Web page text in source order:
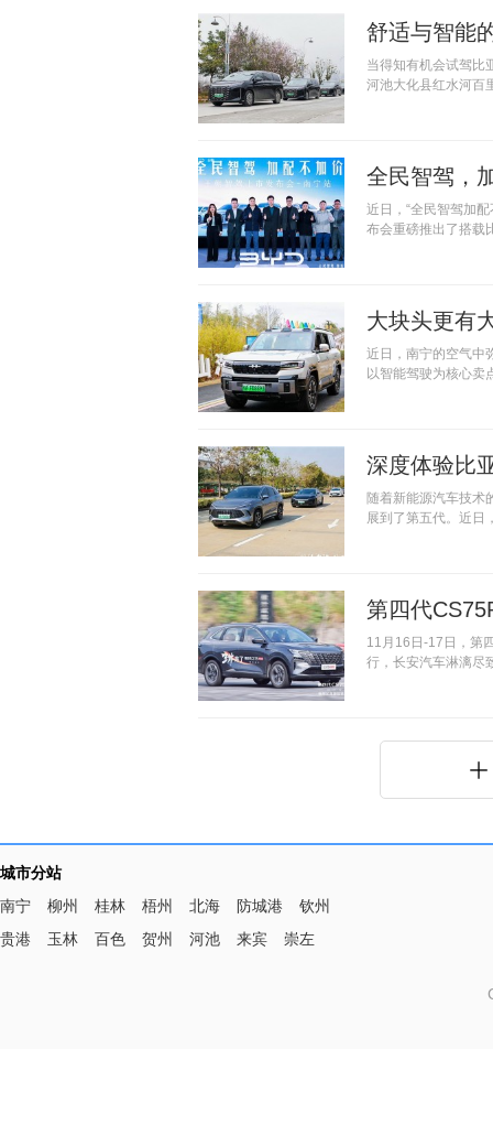
舒适与智能
当得知有机会试驾比
河池大化县红水河百
全民智驾，
近日，“全民智驾加
布会重磅推出了搭载
大块头更有
近日，南宁的空气中
以智能驾驶为核心卖
深度体验比
随着新能源汽车技术
展到了第五代。近日
第四代
11月16日-17日，第
行，长安汽车淋漓尽
城市分站
南宁
柳州 桂林 梧州 北海 防城港
钦州
贵港
玉林 百色 贺州 河池 来宾 崇左